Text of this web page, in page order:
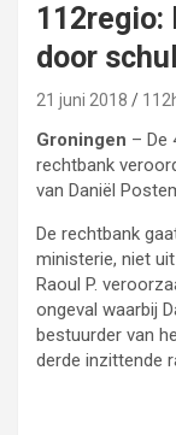
112regio:
door
21 juni 2018
Groningen – De
rechtbank
van Daniël
De rechtbank
ministerie, niet
Raoul P.
ongeval waarbij
bestuurder van
derde inzittende